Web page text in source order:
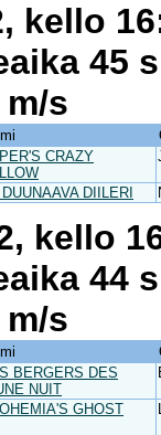
kello
45
s
CRAZY
DIILERI
kello
44
s
BERGERS DES
NUIT
GHOST